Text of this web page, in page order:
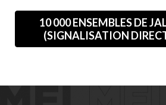
10 000 ENSEMBLES DE
(SIGNALISATION